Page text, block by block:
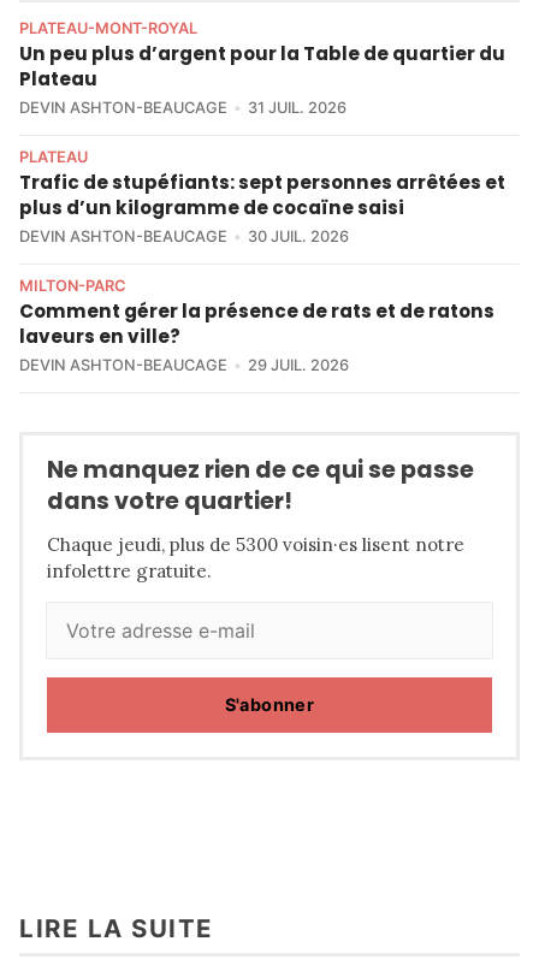
PLATEAU-MONT-ROYAL
Un peu plus d’argent pour la Table de quartier du
Plateau
DEVIN ASHTON-BEAUCAGE 31 JUIL. 2026
PLATEAU
Trafic de stupéfiants: sept personnes arrêtées et
plus d’un kilogramme de cocaïne saisi
DEVIN ASHTON-BEAUCAGE 30 JUIL. 2026
MILTON-PARC
Comment gérer la présence de rats et de ratons
laveurs en ville?
DEVIN ASHTON-BEAUCAGE 29 JUIL. 2026
Ne manquez rien de ce qui se passe
dans votre quartier!
Chaque jeudi, plus de 5300 voisin·es lisent notre
infolettre gratuite.
S'abonner
LIRE LA SUITE